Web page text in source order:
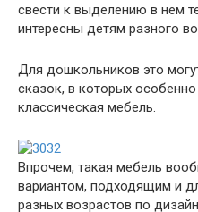
свести к выделению в нем
интересны детям разного
Для дошкольников это
сказок, в которых
классическая мебель.
Впрочем, такая мебель
вариантом, подходящим и
разных возрастов по